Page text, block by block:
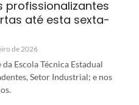
profissionalizantes
até esta sexta-
de 2026
Escola Técnica Estadual
Setor Industrial; e nos